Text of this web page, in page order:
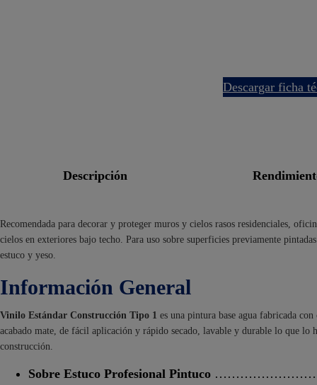
descargar ficha
descripción
Recomendada para decorar y proteger muros y cielos rasos residenciales,
cielos en exteriores bajo techo. Para uso sobre superficies previamente
estuco y yeso.
Información General
Vinilo Estándar Construcción Tipo 1 es una pintura base agua fabricada
acabado mate, de fácil aplicación y rápido secado, lavable y durable lo que lo
construcción.
Sobre Estuco Profesional Pintuco